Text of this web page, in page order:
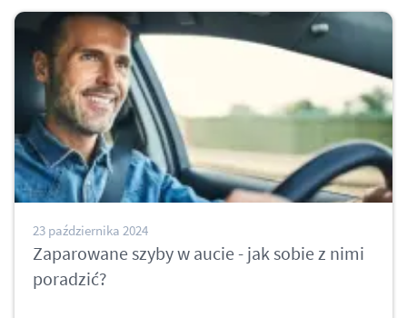
23 października 2024
Zaparowane szyby w aucie - jak sobie z nimi
poradzić?